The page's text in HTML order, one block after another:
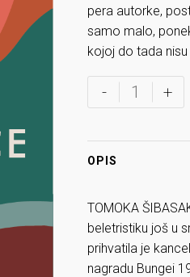
pera autorke,
samo malo,
kojoj do tada
- +
OPIS
TOMOKA
beletristiku još u
prihvatila je
nagradu Bungei